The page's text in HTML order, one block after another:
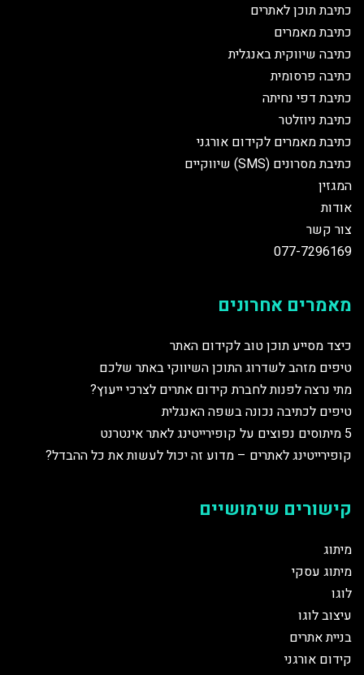
כתיבת תוכן לאתרים
כתיבת מאמרים
כתיבה שיווקית באנגלית
כתיבה פרסומית
כתיבת דפי נחיתה
כתיבת ניוזלטר
כתיבת מאמרים לקידום אורגני
כתיבת מסרונים (SMS) שיווקיים
המגזין
אודות
צור קשר
077-7296169
מאמרים אחרונים
כיצד מסייע תוכן טוב לקידום האתר
טיפים מזהב לשדרוג התוכן השיווקי באתר שלכם
מתי נרצה לפנות לחברת קידום אתרים לצרכי ייעוץ?
טיפים לכתיבה נכונה בשפה האנגלית
5 מיתוסים נפוצים על קופירייטינג לאתר אינטרנט
קופירייטינג לאתרים – מדוע זה יכול לעשות את כל ההבדל?
קישורים שימושיים
מיתוג
מיתוג עסקי
לוגו
עיצוב לוגו
בניית אתרים
קידום אורגני